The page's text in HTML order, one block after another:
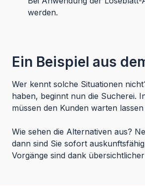
werden.
Ein Beispiel aus
Wer kennt solche Situationen
haben, beginnt nun die Sucherei.
müssen den Kunden warten
Wie sehen die Alternativen aus?
dann sind Sie sofort
Vorgänge sind dank